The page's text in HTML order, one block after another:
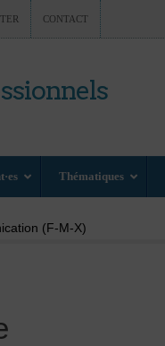
CONTACT
Thématiques
(F-M-X)